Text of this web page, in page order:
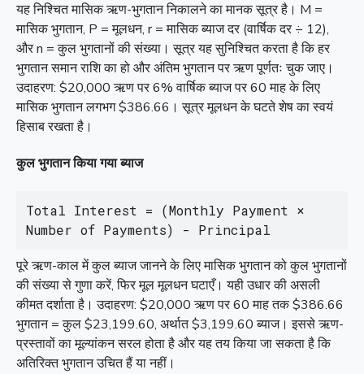
यह निश्चित मासिक ऋण-भुगतान निकालने का मानक सूत्र है। M =
मासिक भुगतान, P = मूलधन, r = मासिक ब्याज दर (वार्षिक दर ÷ 12),
और n = कुल भुगतानों की संख्या। सूत्र यह सुनिश्चित करता है कि हर
भुगतान समान राशि का हो और अंतिम भुगतान पर ऋण पूर्णतः चुक जाए।
उदाहरण: $20,000 ऋण पर 6% वार्षिक ब्याज पर 60 माह के लिए
मासिक भुगतान लगभग $386.66। सूत्र मूलधन के घटते शेष का स्वयं
हिसाब रखता है।
कुल भुगतान किया गया ब्याज
Total Interest = (Monthly Payment ×
Number of Payments) - Principal
पूरे ऋण-काल में कुल ब्याज जानने के लिए मासिक भुगतान को कुल भुगतानों
की संख्या से गुणा करें, फिर मूल मूलधन घटाएँ। यही उधार की असली
कीमत दर्शाता है। उदाहरण: $20,000 ऋण पर 60 माह तक $386.66
भुगतान = कुल $23,199.60, अर्थात $3,199.60 ब्याज। इससे ऋण-
प्रस्तावों का मूल्यांकन सरल होता है और यह तय किया जा सकता है कि
अतिरिक्त भुगतान उचित हैं या नहीं।